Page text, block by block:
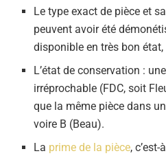
Le type exact de pièce et
peuvent avoir été
disponible en très bon
L’état de conservation :
irréprochable (FDC, soit
que la même pièce dans
voire B (Beau).
La prime de la pièce,